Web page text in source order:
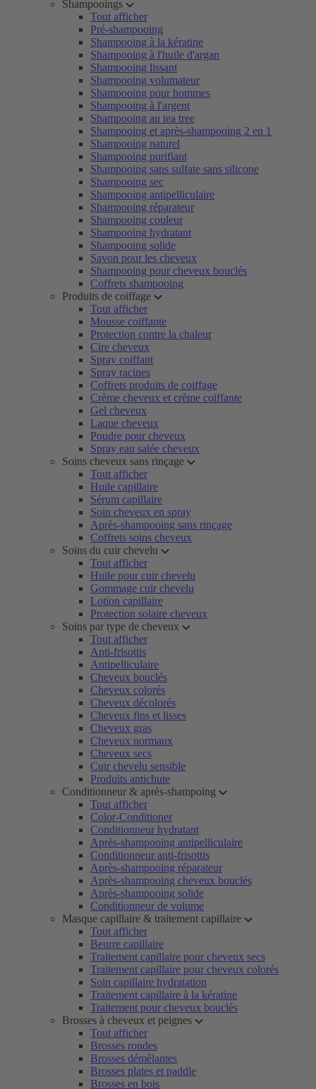
Shampooings
Tout afficher
Pré-shampooing
Shampooing à la kératine
Shampooing à l'huile d'argan
Shampooing lissant
Shampooing volumateur
Shampooing pour hommes
Shampooing à l'argent
Shampooing au tea tree
Shampooing et après-shampooing 2 en 1
Shampooing naturel
Shampooing purifiant
Shampooing sans sulfate sans silicone
Shampooing sec
Shampooing antipelliculaire
Shampooing réparateur
Shampooing couleur
Shampooing hydratant
Shampooing solide
Savon pour les cheveux
Shampooing pour cheveux bouclés
Coffrets shampooing
Produits de coiffage
Tout afficher
Mousse coiffante
Protection contre la chaleur
Cire cheveux
Spray coiffant
Spray racines
Coffrets produits de coiffage
Crème cheveux et crème coiffante
Gel cheveux
Laque cheveux
Poudre pour cheveux
Spray eau salée cheveux
Soins cheveux sans rinçage
Tout afficher
Huile capillaire
Sérum capillaire
Soin cheveux en spray
Après-shampooing sans rinçage
Coffrets soins cheveux
Soins du cuir chevelu
Tout afficher
Huile pour cuir chevelu
Gommage cuir chevelu
Lotion capillaire
Protection solaire cheveux
Soins par type de cheveux
Tout afficher
Anti-frisottis
Antipelliculaire
Cheveux bouclés
Cheveux colorés
Cheveux décolorés
Cheveux fins et lisses
Cheveux gras
Cheveux normaux
Cheveux secs
Cuir chevelu sensible
Produits antichute
Conditionneur & après-shampoing
Tout afficher
Color-Conditioner
Conditionneur hydratant
Après-shampooing antipelliculaire
Conditionneur anti-frisottis
Après-shampooing réparateur
Après-shampooing cheveux bouclés
Après-shampooing solide
Conditionneur de volume
Masque capillaire & traitement capillaire
Tout afficher
Beurre capillaire
Traitement capillaire pour cheveux secs
Traitement capillaire pour cheveux colorés
Soin capillaire hydratation
Traitement capillaire à la kératine
Traitement pour cheveux bouclés
Brosses à cheveux et peignes
Tout afficher
Brosses rondes
Brosses démêlantes
Brosses plates et paddle
Brosses en bois